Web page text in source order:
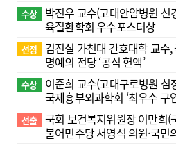
수상
박진우 교수(고대안암병원 신
육질환학회 우수포스터상
선정
김진실 가천대 간호대학 교수
명예의 전당 ‘공식 헌액’
수상
이준희 교수(고대구로병원 심
국제흉부외과학회 ‘최우수 구
선출 국회 보건복지위원장 이만희(
불어민주당 서영석 의원·국민